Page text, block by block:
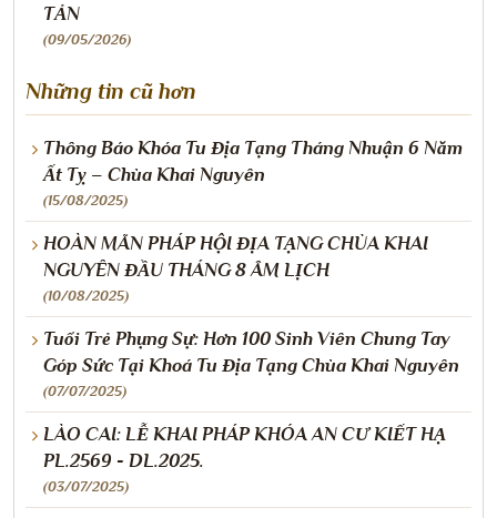
TẢN
(09/05/2026)
Những tin cũ hơn
Thông Báo Khóa Tu Địa Tạng Tháng Nhuận 6 Năm
Ất Tỵ – Chùa Khai Nguyên
(15/08/2025)
HOÀN MÃN PHÁP HỘI ĐỊA TẠNG CHÙA KHAI
NGUYÊN ĐẦU THÁNG 8 ÂM LỊCH
(10/08/2025)
Tuổi Trẻ Phụng Sự: Hơn 100 Sinh Viên Chung Tay
Góp Sức Tại Khoá Tu Địa Tạng Chùa Khai Nguyên
(07/07/2025)
LÀO CAI: LỄ KHAI PHÁP KHÓA AN CƯ KIẾT HẠ
PL.2569 - DL.2025.
(03/07/2025)